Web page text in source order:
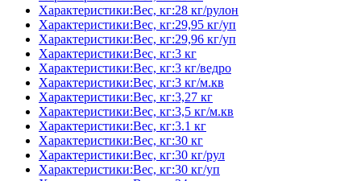
Характеристики:Вес, кг:28 кг/рулон
Характеристики:Вес, кг:29,95 кг/уп
Характеристики:Вес, кг:29,96 кг/уп
Характеристики:Вес, кг:3 кг
Характеристики:Вес, кг:3 кг/ведро
Характеристики:Вес, кг:3 кг/м.кв
Характеристики:Вес, кг:3,27 кг
Характеристики:Вес, кг:3,5 кг/м.кв
Характеристики:Вес, кг:3.1 кг
Характеристики:Вес, кг:30 кг
Характеристики:Вес, кг:30 кг/рул
Характеристики:Вес, кг:30 кг/уп